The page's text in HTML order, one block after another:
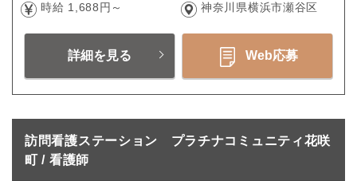
時給 1,688円～ 神奈川県横浜市瀬谷区
詳細を見る Web応募
訪問看護ステーション プラチナコミュニティ花咲
町 / 看護師